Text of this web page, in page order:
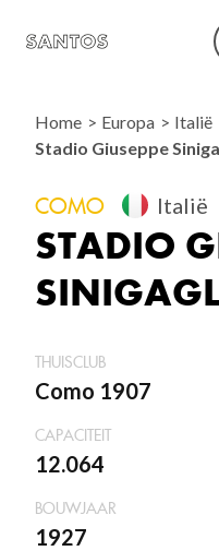
Home Europa Italië
Stadio Giuseppe
COMO Italië
STADIO
THUISCLUB
Como 1907
CAPACITEIT
12.064
BOUWJAAR
1927